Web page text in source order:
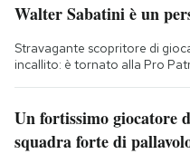
Walter Sabatini è un
Stravagante scopritore di
incallito: è tornato alla Pro
Un fortissimo giocatore
squadra forte di